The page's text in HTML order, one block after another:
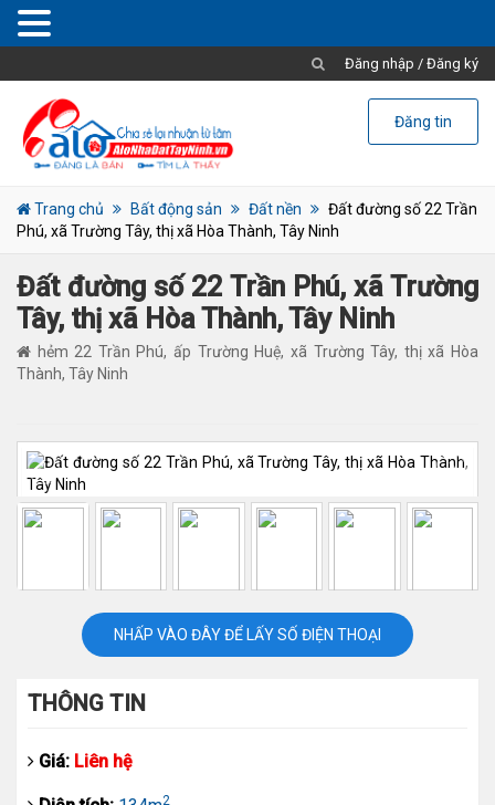
Đăng nhập / Đăng ký
Đăng tin
Trang chủ Bất động sản Đất nền
Đất đường số 22 Trần
Phú, xã Trường Tây, thị xã Hòa Thành, Tây Ninh
Đất đường số 22 Trần Phú, xã Trường
Tây, thị xã Hòa Thành, Tây Ninh
hẻm 22 Trần Phú, ấp Trường Huệ, xã Trường Tây, thị xã Hòa
Thành, Tây Ninh
NHẤP VÀO ĐÂY ĐỂ LẤY SỐ ĐIỆN THOẠI
THÔNG TIN
Giá: Liên hệ
2